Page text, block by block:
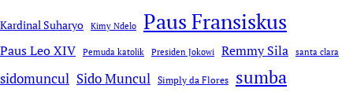
Kardinal Suharyo Kimy Ndelo Paus Fransiskus
Paus Leo XIV Pemuda katolik Presiden Jokowi Remmy Sila santa clara
sidomuncul Sido Muncul Simply da Flores sumba